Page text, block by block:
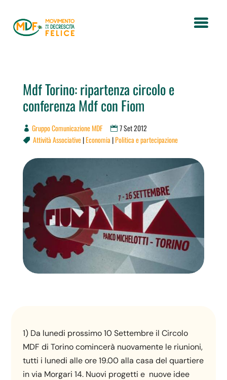
Mdf Torino: ripartenza circolo e
conferenza Mdf con Fiom
Gruppo Comunicazione MDF 7 Set 2012
 Attività Associative|Economia |Politica e partecipazione
1) Da lunedi prossimo 10 Settembre il Circolo
MDF di Torino comincerà nuovamente le riunioni,
tutti i lunedi alle ore 19.00 alla casa del quartiere
in via Morgari 14. Nuovi progetti e nuove idee